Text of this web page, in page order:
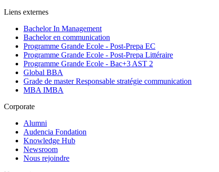
Liens externes
Bachelor In Management
Bachelor en communication
Programme Grande Ecole - Post-Prepa EC
Programme Grande Ecole - Post-Prepa Littéraire
Programme Grande Ecole - Bac+3 AST 2
Global BBA
Grade de master Responsable stratégie communication
MBA IMBA
Corporate
Alumni
Audencia Fondation
Knowledge Hub
Newsroom
Nous rejoindre